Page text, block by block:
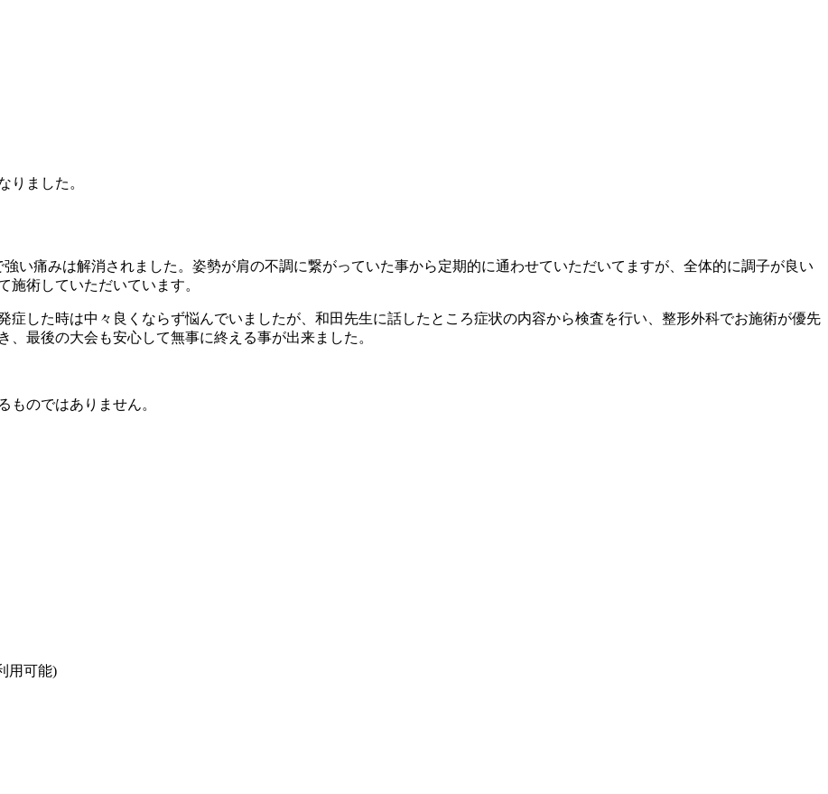
りました。
い痛みは解消されました。姿勢が肩の不調に繋がっていた事から定期的に通わせていただいてますが、全体的に調子が良い
施術していただいています。
症した時は中々良くならず悩んでいましたが、和田先生に話したところ症状の内容から検査を行い、整形外科でお施術が優先
最後の大会も安心して無事に終える事が出来ました。
ものではありません。
用可能)